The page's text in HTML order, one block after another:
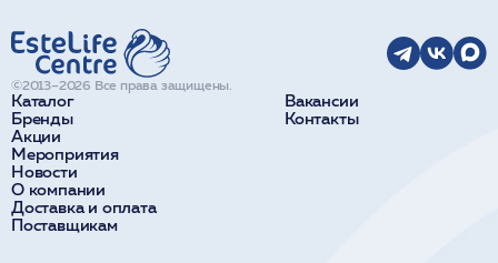
Каталог
Бренды
Акции
Мероприятия
Новости
О компании
Доставка и оплата
Поставщикам
Вакансии
Контакты
©2013–2026 Все права защищены.